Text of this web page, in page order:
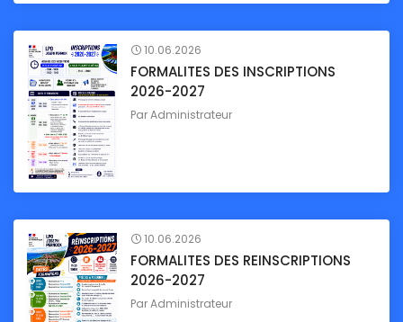
10.06.2026
FORMALITES DES INSCRIPTIONS
2026-2027
ParAdministrateur
10.06.2026
FORMALITES DES REINSCRIPTIONS
2026-2027
ParAdministrateur